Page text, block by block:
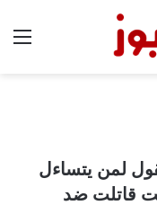
لمن يتساءل
قاتلت ضد